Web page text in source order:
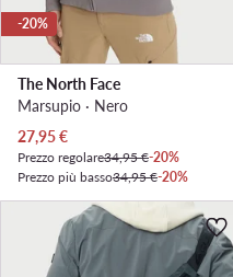
-20%
The North Face
Marsupio · Nero
Prezzo attuale
27,95€
Prezzo regolare34,95 €-20%
Prezzo più basso34,95 €-20%